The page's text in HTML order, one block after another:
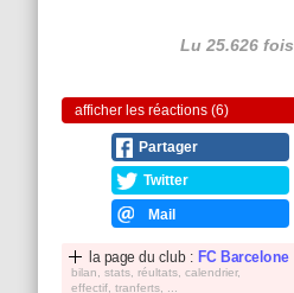
Lu 25.626 fois
afficher les réactions (6)
Partager
Twitter
Mail
la page du club : FC Barcelone
bilan, stats, réultats, calendrier,
effectif, tranferts, ...